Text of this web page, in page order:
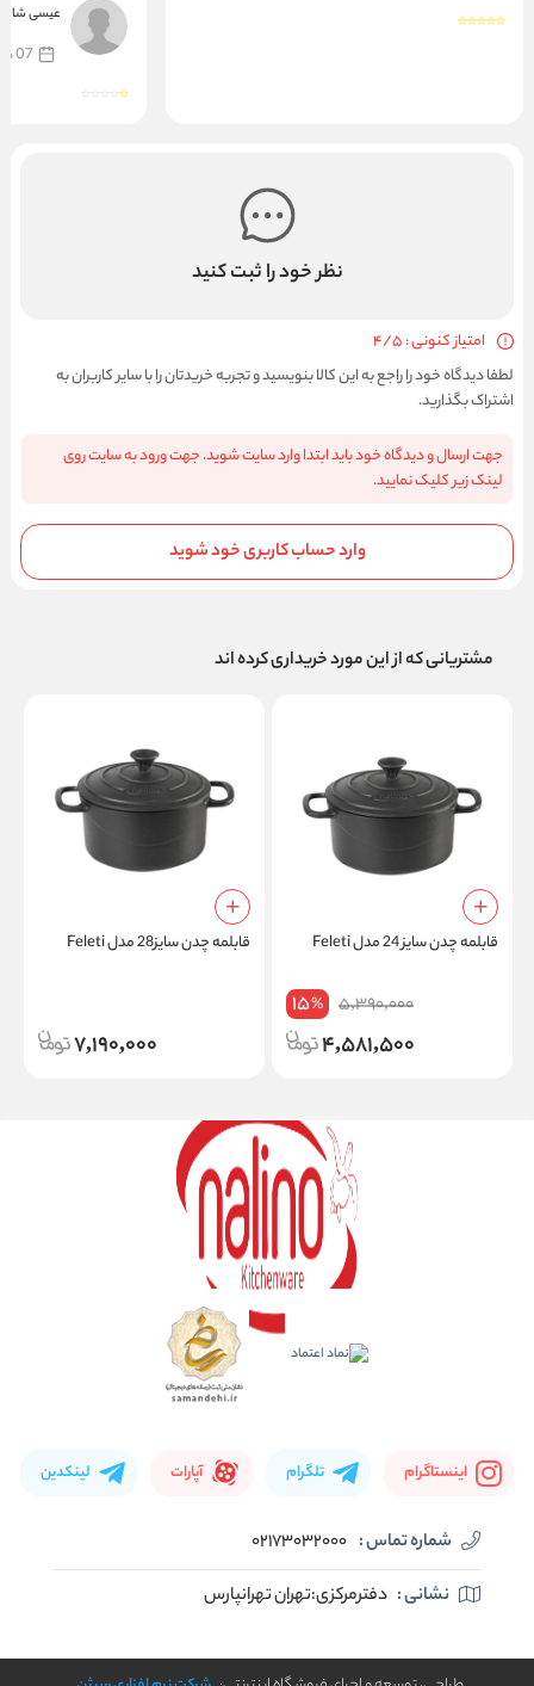
عیسی
07 دی 1402
نظر خود را ثبت کنید
امتیاز کنونی : 4/5
لطفا دیدگاه خود را راجع به این کالا بنویسید و تجربه خریدتان را با سایر کاربران به
اشتراک بگذارید.
جهت ارسال و دیدگاه خود باید ابتدا وارد سایت شوید. جهت ورود به سایت روی
لینک زیر کلیک نمایید.
وارد حساب کاربری خود شوید
مشتریانی که از این مورد خریداری کرده اند
قابلمه چدن سایز 24 مدل Feleti
5,390,000
15%
4,581,500
قابلمه چدن سایز28 مدل Feleti
7,190,000
اینستاگرام تلگرام آپارات لینکدین
شماره تماس : 02173032000
نشانی : دفترمرکزی:تهران تهرانپارس